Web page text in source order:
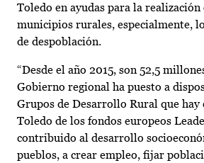
Toledo en ayudas para la
municipios rurales, especialmente,
de despoblación.
“Desde el año 2015, son 52,5
Gobierno regional ha puesto a
Grupos de Desarrollo Rural que hay
Toledo de los fondos europeos
contribuido al desarrollo
pueblos, a crear empleo, fijar